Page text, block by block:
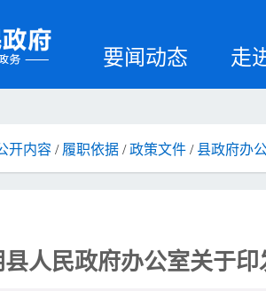
要闻动态 走
开内容 / 履职依据 /政策文件 / 县政府办
县人民政府办公室关于